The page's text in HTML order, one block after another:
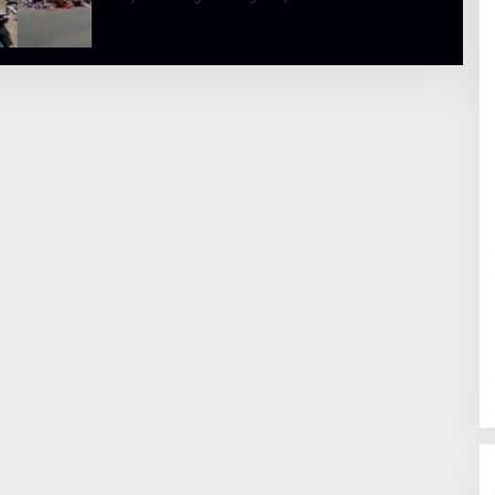
H
E